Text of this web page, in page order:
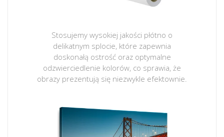
Stosujemy wysokiej jakości płótno o
delikatnym splocie, które zapewnia
doskonałą ostrość oraz optymalne
odzwierciedlenie kolorów, co sprawia, że
obrazy prezentują się niezwykle efektownie.